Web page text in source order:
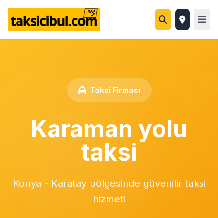
Taksi Firması
Karaman yolu
taksi
Konya - Karatay bölgesinde güvenilir taksi
hizmeti